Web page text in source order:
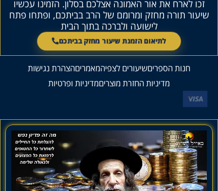
זכו לארח את אור האמונה אצלכם בסלון. הזמינו עכשיו
שיעור תורה מחזק ומרומם של הרב בביתכם, ופתחו פתח
לישועה ולברכה בתוך הבית
לתיאום הזמנת שיעור מחזק בביתכם
חנות הספריםשיעורים לצפיהמאמריםהצהרת נגישות
מדיניות החזרת מוצריםמדיניות ופרטיות